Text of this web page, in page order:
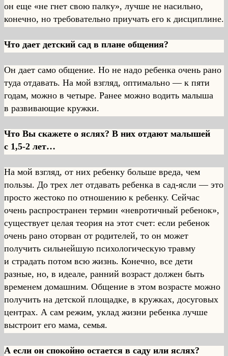
он еще «не гнет свою палку», лучше не насильно,
конечно, но требовательно приучать его к дисциплине.
Что дает детский сад в плане общения?
Он дает само общение. Но не надо ребенка очень рано
туда отдавать. На мой взгляд, оптимально — к пяти
годам, можно в четыре. Ранее можно водить малыша
в развивающие кружки.
Что Вы скажете о яслях? В них отдают малышей
с 1,5-2 лет…
На мой взгляд, от них ребенку больше вреда, чем
пользы. До трех лет отдавать ребенка в сад-ясли — это
просто жестоко по отношению к ребенку. Сейчас
очень распространен термин «невротичный ребенок»,
существует целая теория на этот счет: если ребенок
очень рано оторван от родителей, то он может
получить сильнейшую психологическую травму
и страдать потом всю жизнь. Конечно, все дети
разные, но, в идеале, ранний возраст должен быть
временем домашним. Общение в этом возрасте можно
получить на детской площадке, в кружках, досуговых
центрах. А сам режим, уклад жизни ребенка лучше
выстроит его мама, семья.
А если он спокойно остается в саду или яслях?